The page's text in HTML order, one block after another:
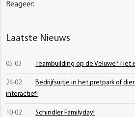
Reageer:
Laatste Nieuws
05-03 Teambuilding op de Veluwe? Het
24-02
Bedrijfsuitje in het pretpark of
interactief!
10-02 Schindler Familyday!